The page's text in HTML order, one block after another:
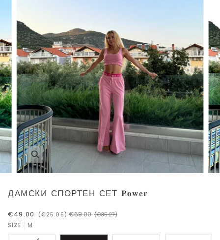
ДАМСКИ СПОРТЕН СЕТ 𝐏𝐨𝐰𝐞𝐫
€49.00 (€25.05) €69.00 (€35.27)
SIZE M